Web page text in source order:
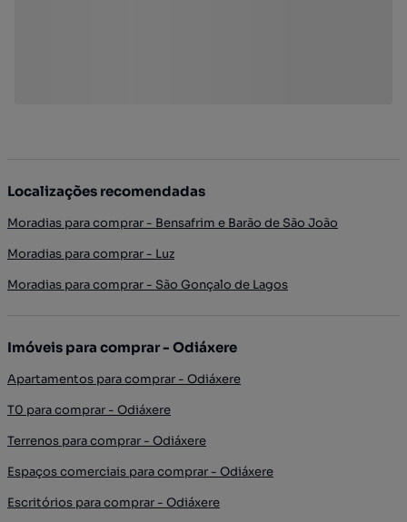
Localizações recomendadas
Moradias para comprar - Bensafrim e Barão de São João
Moradias para comprar - Luz
Moradias para comprar - São Gonçalo de Lagos
Imóveis para comprar - Odiáxere
Apartamentos para comprar - Odiáxere
T0 para comprar - Odiáxere
Terrenos para comprar - Odiáxere
Espaços comerciais para comprar - Odiáxere
Escritórios para comprar - Odiáxere